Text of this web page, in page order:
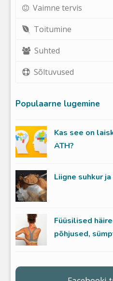
Vaimne tervis
Toitumine
Suhted
Sõltuvused
Populaarne lugemine
Kas see on
ATH?
Liigne suhkur
Füüsilised
põhjused,